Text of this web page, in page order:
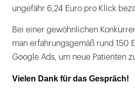
ungefähr 6,24 Euro pro Klick
Bei einer gewöhnlichen
man erfahrungsgemäß rund 150
Google Ads, um neue Patienten
Vielen Dank für das Gespräch!